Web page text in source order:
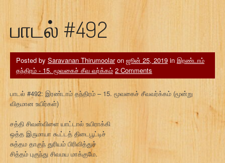
பாடல் #492
Posted by Saravanan Thirumoolaron ஜூன் 25, 2019 in இரண்டாம்
தந்திரம் - 15. மூவகைச் சீவ வர்க்கம் 2 Comments
பாடல் #492: இரண்டாம் தந்திரம் – 15. மூவகைச் சீவவர்க்கம் (மூன்று
விதமான உயிர்கள்)
சத்தி சிவன்விளை யாட்டால் உயிராக்கி
ஒத்த இருமாயா கூட்டத் திடைபூட்டிச்
சுத்தம தாகுந் துரியம் பிரிவித்துச்
சித்தம் புகுந்து சிவமய மாக்குமே.